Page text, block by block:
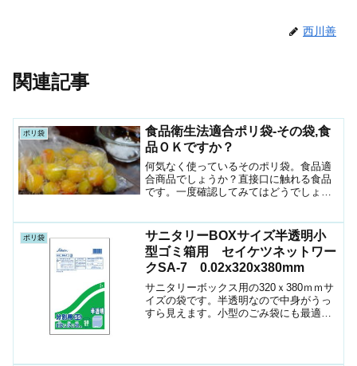
西川善
関連記事
ポリ袋
食品衛生法適合ポリ袋-その袋,食
品ＯＫですか？
何気なく使っているそのポリ袋。食品適
合商品でしょうか？直接口に触れる食品
です。一度確認してみてはどうでしょう
ポリ袋
サニタリーBOXサイズ半透明小
型ゴミ箱用 セイケツネットワー
クSA-7 0.02x320x380mm
サニタリーボックス用の320ｘ380ｍｍサ
イズの袋です。半透明なので中身がうっ
すら見えます。小型のごみ袋にも最適で